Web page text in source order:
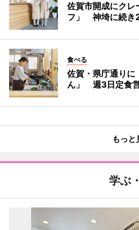
佐賀市開成にクレ
フ」 神埼に続き
食べる
佐賀・県庁通りに
ん」 週3日定食
もっと
学ぶ